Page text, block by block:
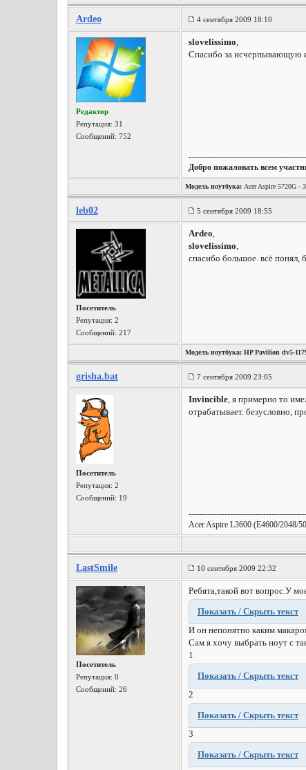
Ardeo 4 сентября 2009 18:10
Редактор
Репутация: 31
Сообщений: 752
slovelissimo,
Спасибо за исчерпывающую
Добро пожаловать всем
Модель ноутбука:Acer Aspire 5720G -
WD Scorpio Blue 500Gb 5400rpm
leb02 5 сентября 2009 18:55
Посетитель
Репутация: 2
Сообщений: 217
Ardeo,
slovelissimo,
спасибо большое. всё понял,
Модель ноутбука: HP Pavilion dv5-
Windows Vista Home Premium SP2 x86)
grisha.bat 7 сентября 2009 23:05
Посетитель
Репутация: 2
Сообщений: 19
Invincible, я примерно то
отрабатывает. безусловно,
Acer Aspire L3600 (E4600/2048/
LastSmile 10 сентября 2009 22:32
Посетитель
Репутация: 0
Сообщений: 26
Ребята,такой вот вопрос.У
Показать / Скрыть текст
И он непонятно каким
Сам я хочу выбрать ноут с
1
Показать / Скрыть текст
2
Показать / Скрыть текст
3
Показать / Скрыть текст